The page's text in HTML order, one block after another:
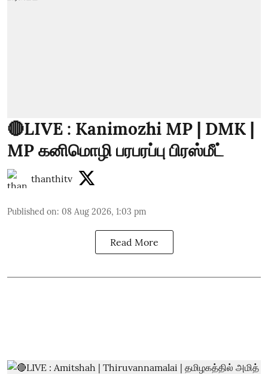
🔴LIVE : Kanimozhi MP | DMK |
MP கனிமொழி பரபரப்பு பிரஸ்மீட்
thanthitv
Published on: 08 Aug 2026, 1:03 pm
Read More